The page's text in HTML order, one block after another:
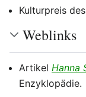
Kulturpreis
Weblinks
Artikel Hanna
Enzyklopädie.